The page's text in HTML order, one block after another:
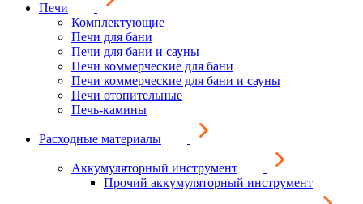
Печи
Комплектующие
Печи для бани
Печи для бани и сауны
Печи коммерческие для бани
Печи коммерческие для бани и сауны
Печи отопительные
Печь-камины
Расходные материалы
Аккумуляторный инструмент
Прочий аккумуляторный инструмент